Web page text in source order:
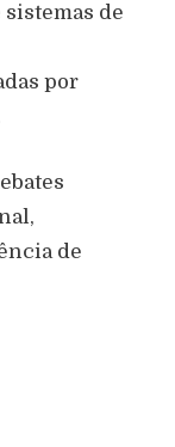
de
por
de